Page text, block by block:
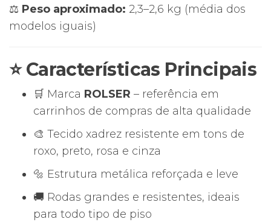
⚖️ Peso aproximado: 2,3–2,6 kg (média dos
modelos iguais)
⭐ Características Principais
🛒 Marca ROLSER – referência em
carrinhos de compras de alta qualidade
🎨 Tecido xadrez resistente em tons de
roxo, preto, rosa e cinza
🔩 Estrutura metálica reforçada e leve
🚚 Rodas grandes e resistentes, ideais
para todo tipo de piso